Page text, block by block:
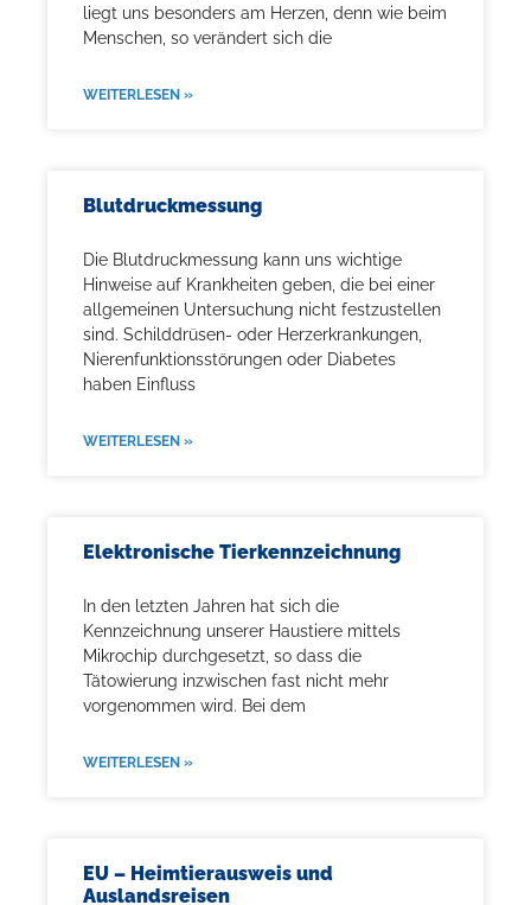
liegt uns besonders am Herzen, denn wie beim
Menschen, so verändert sich die
WEITERLESEN »
Blutdruckmessung
Die Blutdruckmessung kann uns wichtige
Hinweise auf Krankheiten geben, die bei einer
allgemeinen Untersuchung nicht festzustellen
sind. Schilddrüsen- oder Herzerkrankungen,
Nierenfunktionsstörungen oder Diabetes
haben Einfluss
WEITERLESEN »
Elektronische Tierkennzeichnung
In den letzten Jahren hat sich die
Kennzeichnung unserer Haustiere mittels
Mikrochip durchgesetzt, so dass die
Tätowierung inzwischen fast nicht mehr
vorgenommen wird. Bei dem
WEITERLESEN »
EU – Heimtierausweis und
Auslandsreisen